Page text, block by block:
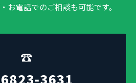
お電話でのご相談も可能です。
☎
3631